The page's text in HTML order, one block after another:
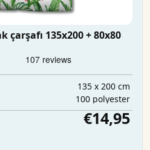
135x200 + 80x80
135 x 200 cm
100 polyester
€14,95